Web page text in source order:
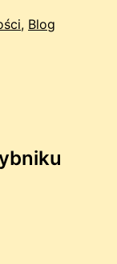
, Blog